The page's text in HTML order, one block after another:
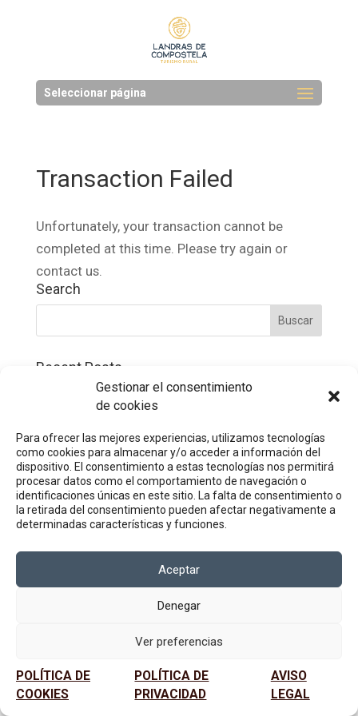
Gestionar el consentimiento
de cookies
Para ofrecer las mejores experiencias, utilizamos tecnologías
como cookies para almacenar y/o acceder a información del
dispositivo. El consentimiento a estas tecnologías nos permitirá
procesar datos como el comportamiento de navegación o
identificaciones únicas en este sitio. La falta de consentimiento o
la retirada del consentimiento pueden afectar negativamente a
determinadas características y funciones.
Aceptar
Denegar
Ver preferencias
POLÍTICA DE
COOKIES
POLÍTICA DE
PRIVACIDAD
AVISO
LEGAL
Seleccionar página
Transaction Failed
Unfortunately, your transaction cannot be
completed at this time. Please try again or
contact us.
Search
Recent Posts
Recent Comments
A WordPress CommenterenHello world!